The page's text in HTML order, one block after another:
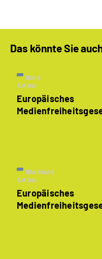
Das könnte Sie
Bund
Artikel
Europäisches
Rheinland
Artikel
Europäisches